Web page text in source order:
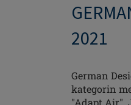
2021
German
kategorin